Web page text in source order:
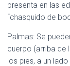
presenta en las
“chasquido de
Palmas: Se
cuerpo (arriba de
los pies, a un